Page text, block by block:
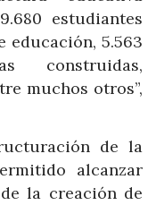
estudiantes
educación, 5.563
construidas,
muchos otros”,
de la
alcanzar
la creación de